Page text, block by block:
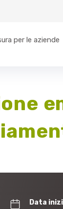
per le aziende
Data